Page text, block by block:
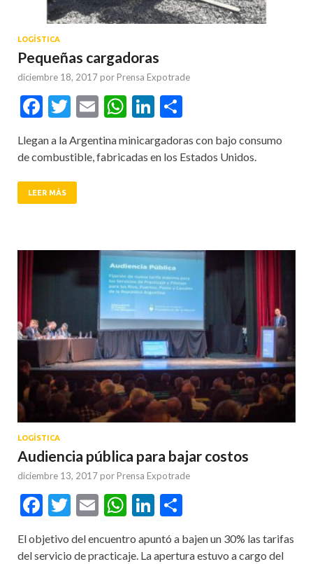
LOGÍSTICA
Pequeñas cargadoras
diciembre 18, 2017 por Prensa Expotrade
Facebook
Twitter
EmailWhatsApp
LinkedIn
Llegan a la Argentina minicargadoras con bajo consumo
de combustible, fabricadas en los Estados Unidos.
LEER MÁS
LOGÍSTICA
Audiencia pública para bajar costos
diciembre 13, 2017 por Prensa Expotrade
Facebook
Twitter
EmailWhatsApp
LinkedIn
El objetivo del encuentro apuntó a bajen un 30% las tarifas
del servicio de practicaje. La apertura estuvo a cargo del